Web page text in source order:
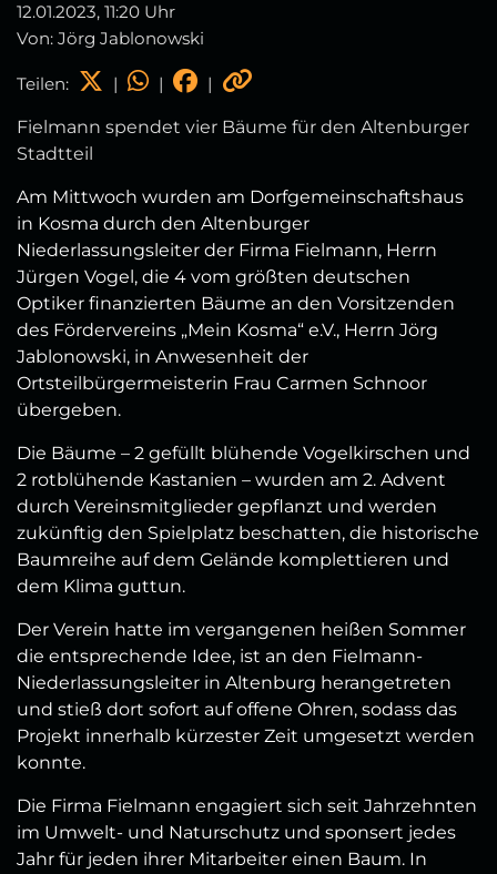
12.01.2023, 11:20 Uhr
Von: Jörg Jablonowski
Teilen: | | |
Fielmann spendet vier Bäume für den Altenburger
Stadtteil
Am Mittwoch wurden am Dorfgemeinschaftshaus
in Kosma durch den Altenburger
Niederlassungsleiter der Firma Fielmann, Herrn
Jürgen Vogel, die 4 vom größten deutschen
Optiker finanzierten Bäume an den Vorsitzenden
des Fördervereins „Mein Kosma“ e.V., Herrn Jörg
Jablonowski, in Anwesenheit der
Ortsteilbürgermeisterin Frau Carmen Schnoor
übergeben.
Die Bäume – 2 gefüllt blühende Vogelkirschen und
2 rotblühende Kastanien – wurden am 2. Advent
durch Vereinsmitglieder gepflanzt und werden
zukünftig den Spielplatz beschatten, die historische
Baumreihe auf dem Gelände komplettieren und
dem Klima guttun.
Der Verein hatte im vergangenen heißen Sommer
die entsprechende Idee, ist an den Fielmann-
Niederlassungsleiter in Altenburg herangetreten
und stieß dort sofort auf offene Ohren, sodass das
Projekt innerhalb kürzester Zeit umgesetzt werden
konnte.
Die Firma Fielmann engagiert sich seit Jahrzehnten
im Umwelt- und Naturschutz und sponsert jedes
Jahr für jeden ihrer Mitarbeiter einen Baum. In